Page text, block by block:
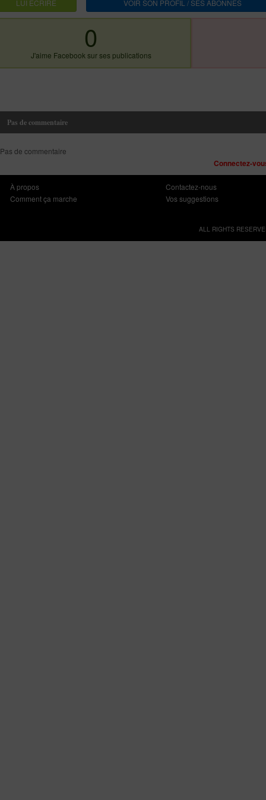
LUI ECRIRE VOIR SON PROFIL / SES ABONNES
0
J'aime Facebook sur ses publications
Pas de commentaire
Pas de commentaire
Connectez-
À propos
Comment ça marche
Contactez-nous
Vos suggestions
ALL RIGHTS